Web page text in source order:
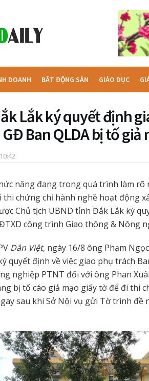
DOANH BẤT ĐỘNG SẢN GIÁO DỤC
Lắk ký quyết định
Ban QLDA bị tố giả
năng đang trong quá trình làm rõ
thi chứng chỉ hành nghề hoạt động
Chủ tịch UBND tỉnh Đắk Lắk ký
công trình Giao thông & Nông
Dân Việt, ngày 16/8 ông Phạm
quyết định về việc giao phụ trách
nghiệp PTNT đối với ông Phan
bị tố cáo giả mạo giấy tờ để đi thi
sau khi Sở Nội vụ gửi Tờ trình đề